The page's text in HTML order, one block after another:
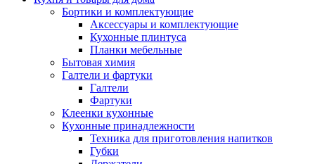
Бортики и комплектующие
Аксессуары и комплектующие
Кухонные плинтуса
Планки мебельные
Бытовая химия
Галтели и фартуки
Галтели
Фартуки
Клеенки кухонные
Кухонные принадлежности
Техника для приготовления напитков
Губки